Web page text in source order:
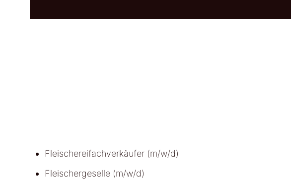
Fleischereifachverkäufer (m/w/d)
Fleischergeselle (m/w/d)